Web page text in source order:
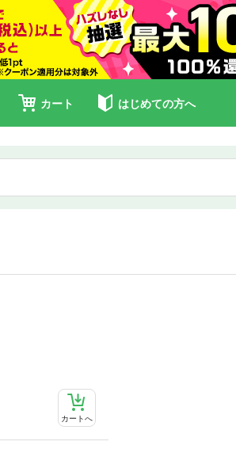
カート はじめての方へ
カートへ